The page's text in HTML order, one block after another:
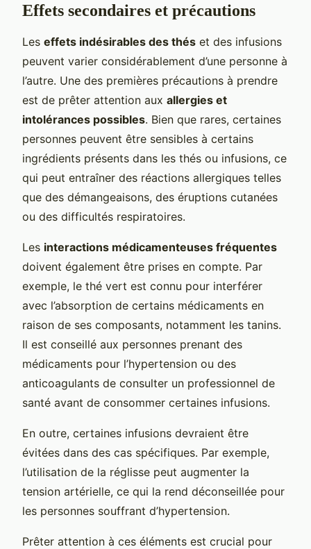
Effets secondaires et précautions
Les effets indésirables des thés et des infusions
peuvent varier considérablement d’une personne à
l’autre. Une des premières précautions à prendre
est de prêter attention aux allergies et
intolérances possibles. Bien que rares, certaines
personnes peuvent être sensibles à certains
ingrédients présents dans les thés ou infusions, ce
qui peut entraîner des réactions allergiques telles
que des démangeaisons, des éruptions cutanées
ou des difficultés respiratoires.
Les interactions médicamenteuses fréquentes
doivent également être prises en compte. Par
exemple, le thé vert est connu pour interférer
avec l’absorption de certains médicaments en
raison de ses composants, notamment les tanins.
Il est conseillé aux personnes prenant des
médicaments pour l’hypertension ou des
anticoagulants de consulter un professionnel de
santé avant de consommer certaines infusions.
En outre, certaines infusions devraient être
évitées dans des cas spécifiques. Par exemple,
l’utilisation de la réglisse peut augmenter la
tension artérielle, ce qui la rend déconseillée pour
les personnes souffrant d’hypertension.
Prêter attention à ces éléments est crucial pour